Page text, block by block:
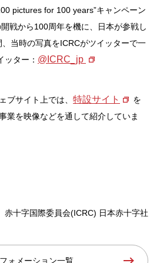
pictures for 100 years”キャンペーン
戦から100周年を機に、日本が参戦し
当時の写真をICRCがツイッターで一
ッター： @ICRC_jp
ブサイト上では、 特設サイト
を
業を映像などを通して紹介していま
赤十字国際委員会(ICRC) 日本赤十字社
ォメーション一覧